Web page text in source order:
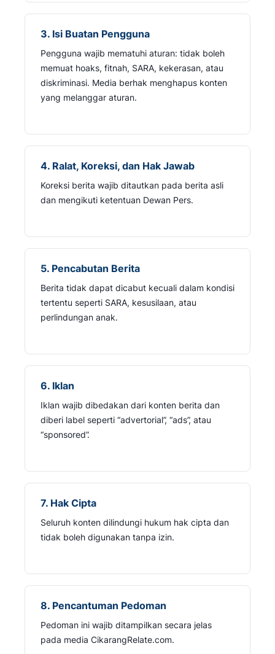
3. Isi Buatan Pengguna
Pengguna wajib mematuhi aturan: tidak boleh
memuat hoaks, fitnah, SARA, kekerasan, atau
diskriminasi. Media berhak menghapus konten
yang melanggar aturan.
4. Ralat, Koreksi, dan Hak Jawab
Koreksi berita wajib ditautkan pada berita asli
dan mengikuti ketentuan Dewan Pers.
5. Pencabutan Berita
Berita tidak dapat dicabut kecuali dalam kondisi
tertentu seperti SARA, kesusilaan, atau
perlindungan anak.
6. Iklan
Iklan wajib dibedakan dari konten berita dan
diberi label seperti “advertorial”, “ads”, atau
“sponsored”.
7. Hak Cipta
Seluruh konten dilindungi hukum hak cipta dan
tidak boleh digunakan tanpa izin.
8. Pencantuman Pedoman
Pedoman ini wajib ditampilkan secara jelas
pada media CikarangRelate.com.